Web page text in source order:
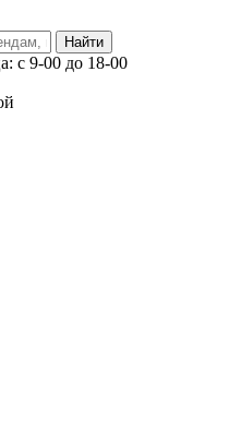
с 9-00 до 18-00